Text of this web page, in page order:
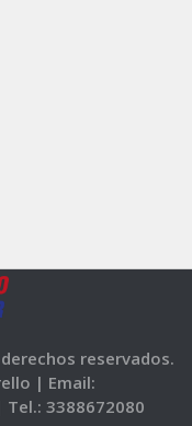
reservados.
| Email:
Tel.: 3388672080